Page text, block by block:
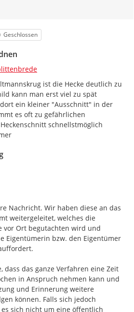
Status
Geschlossen
ist die Hecke deutlich zu
kann man erst viel zu spät
ein kleiner "Ausschnitt" in der
es oft zu gefährlichen
schnellstmöglich
Nachricht. Wir haben diese an das
weitergeleitet, welches die
vor Ort begutachten wird und
Eigentümerin bzw. den Eigentümer
dass das ganze Verfahren eine Zeit
in Anspruch nehmen kann und
und Erinnerung weitere
können. Falls sich jedoch
sich nicht um eine öffentlich